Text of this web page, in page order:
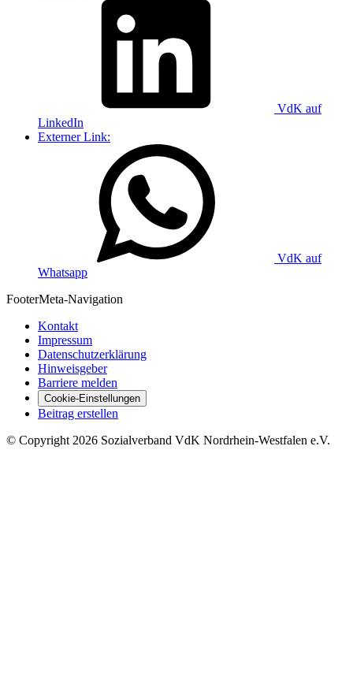
VdK auf
LinkedIn
Externer Link:
VdK auf
Whatsapp
FooterMeta-Navigation
Kontakt
Impressum
Datenschutzerklärung
Hinweisgeber
Barriere melden
Cookie-Einstellungen
Beitrag erstellen
© Copyright 2026 Sozialverband VdK Nordrhein-Westfalen e.V.